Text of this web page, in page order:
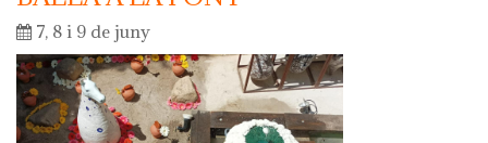
7, 8 i 9 de juny